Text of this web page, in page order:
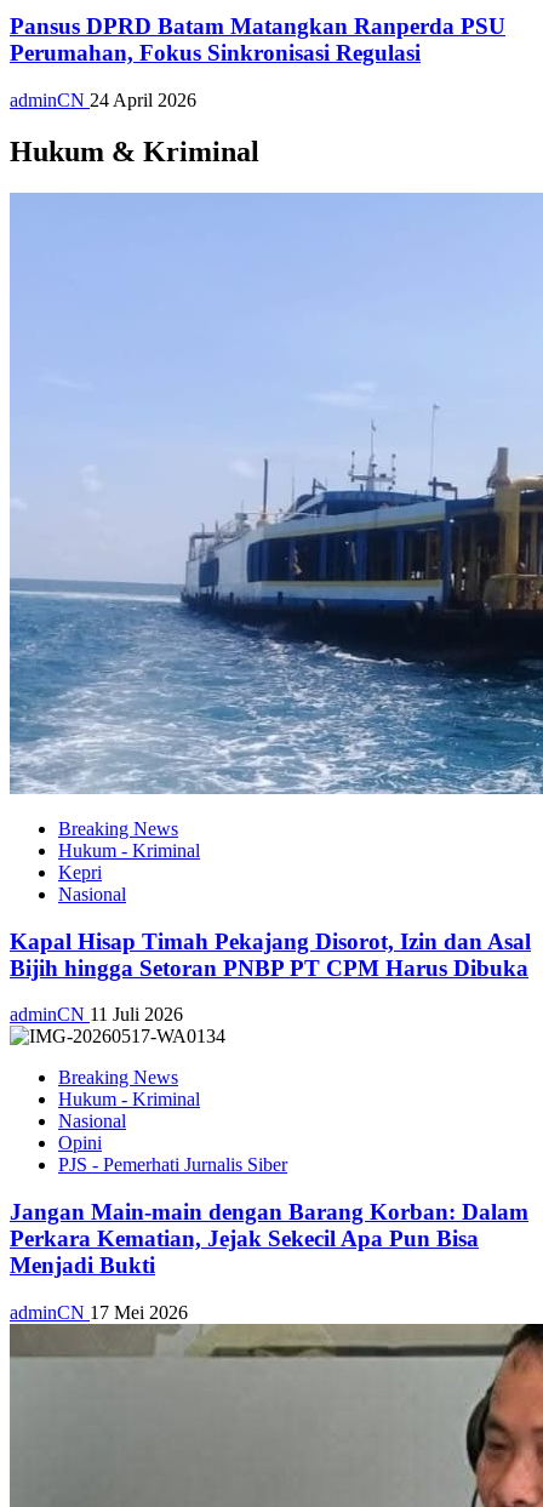
Pansus DPRD Batam Matangkan Ranperda PSU
Perumahan, Fokus Sinkronisasi Regulasi
adminCN 24 April 2026
Hukum & Kriminal
Breaking News
Hukum - Kriminal
Kepri
Nasional
Kapal Hisap Timah Pekajang Disorot, Izin dan Asal
Bijih hingga Setoran PNBP PT CPM Harus Dibuka
adminCN 11 Juli 2026
Breaking News
Hukum - Kriminal
Nasional
Opini
PJS - Pemerhati Jurnalis Siber
Jangan Main-main dengan Barang Korban: Dalam
Perkara Kematian, Jejak Sekecil Apa Pun Bisa
Menjadi Bukti
adminCN 17 Mei 2026